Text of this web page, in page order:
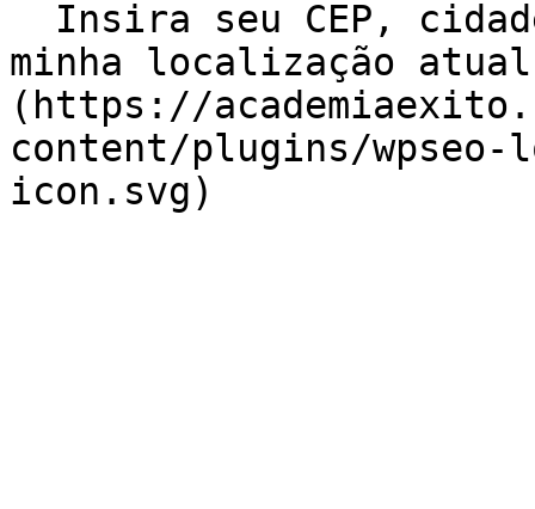
minha localização
(https://
content/plugins/
icon.svg)